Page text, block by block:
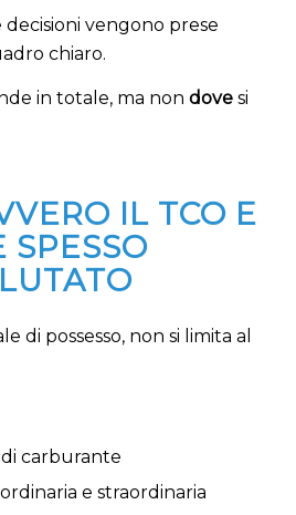
decisioni vengono prese
chiaro.
in totale, ma non dovesi
IL TCO E
SPESSO
di possesso, non si limita al
carburante
e straordinaria